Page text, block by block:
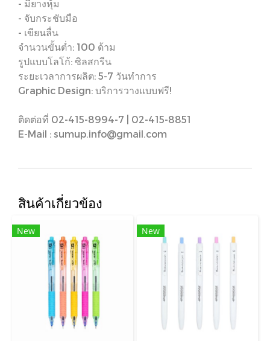
- มียางหุ้ม
- จับกระชับมือ
- เขียนลื่น
จำนวนขั้นต่ำ: 100 ด้าม
รูปแบบโลโก้: ซิลสกรีน
ระยะเวลาการผลิต: 5-7 วันทำการ
Graphic Design: บริการวางแบบฟรี!
ติดต่อที่ 02-415-8994-7 | 02-415-8851
E-Mail : sumup.info@gmail.com
สินค้าเกี่ยวข้อง
New New